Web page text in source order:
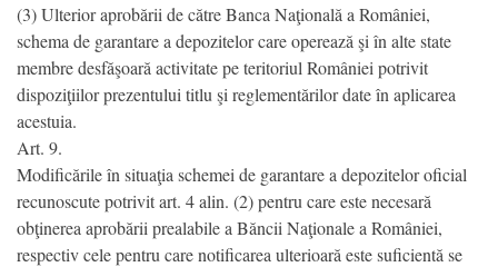
(3) Ulterior aprobării de către Banca Naţională a României,
schema de garantare a depozitelor care operează şi în alte state
membre desfăşoară activitate pe teritoriul României potrivit
dispoziţiilor prezentului titlu şi reglementărilor date în aplicarea
acestuia.
Art. 9.
Modificările în situaţia schemei de garantare a depozitelor oficial
recunoscute potrivit art. 4 alin. (2) pentru care este necesară
obţinerea aprobării prealabile a Băncii Naţionale a României,
respectiv cele pentru care notificarea ulterioară este suficientă se